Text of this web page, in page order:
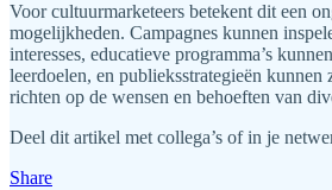
Voor cultuurmarketeers betekent dit een
mogelijkheden. Campagnes kunnen
interesses, educatieve programma’s
leerdoelen, en publieksstrategieën kunnen
richten op de wensen en behoeften van
Deel dit artikel met collega’s of in je
Share